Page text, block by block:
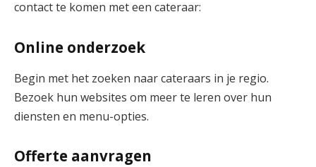
contact te komen met een cateraar:
Online onderzoek
Begin met het zoeken naar cateraars in je regio.
Bezoek hun websites om meer te leren over hun
diensten en menu-opties.
Offerte aanvragen